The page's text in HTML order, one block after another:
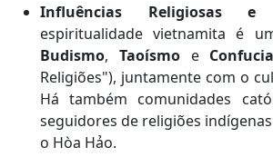
Influências Religiosas e
espiritualidade vietnamita é
Budismo, Taoísmo e
Religiões"), juntamente com o
Há também comunidades
seguidores de religiões
o Hòa Hảo.